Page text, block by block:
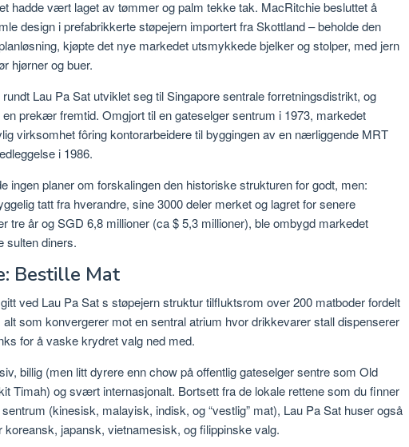
hadde vært laget av tømmer og palm tekke tak. MacRitchie besluttet å
design i prefabrikkerte støpejern importert fra Skottland – beholde den
kjøpte det nye markedet utsmykkede bjelker og stolper, med jern
hjørner og buer.
Lau Pa Sat utviklet seg til Singapore sentrale forretningsdistrikt, og
prekær fremtid. Omgjort til en gateselger sentrum i 1973, markedet
virksomhet fôring kontorarbeidere til byggingen av en nærliggende MRT
i 1986.
ingen planer om forskalingen den historiske strukturen for godt, men:
tatt fra hverandre, sine 3000 deler merket og lagret for senere
tre år og SGD 6,8 millioner (ca $ 5,3 millioner), ble ombygd markedet
sulten diners.
Bestille Mat
ved Lau Pa Sat s støpejern struktur tilfluktsrom over 200 matboder fordelt
alt som konvergerer mot en sentral atrium hvor drikkevarer stall dispenserer
for å vaske krydret valg ned med.
billig (men litt dyrere enn chow på offentlig gateselger sentre som Old
Timah) og svært internasjonalt. Bortsett fra de lokale rettene som du finner
(kinesisk, malayisk, indisk, og “vestlig” mat), Lau Pa Sat huser også
koreansk, japansk, vietnamesisk, og filippinske valg.